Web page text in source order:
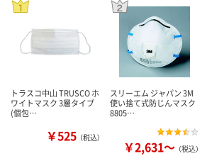
トラスコ中山 TRUSCO ホ
ワイトマスク 3層タイプ
(個包…
￥525 （税込）
スリーエム ジャパン 3M
使い捨て式防じんマスク
8805…
￥2,631～ （税込）